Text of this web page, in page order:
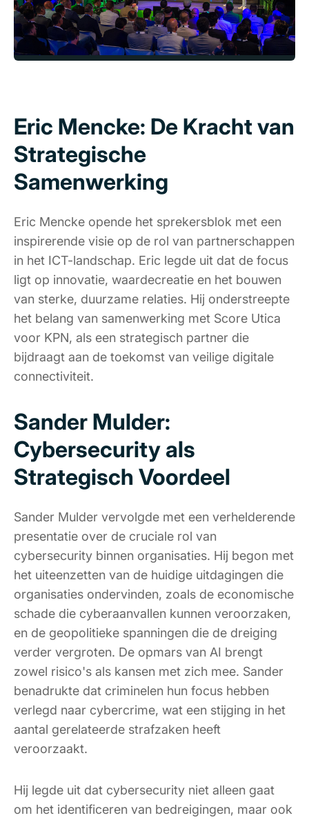
Eric Mencke: De Kracht van
Strategische
Samenwerking
Eric Mencke opende het sprekersblok met een
inspirerende visie op de rol van partnerschappen
in het ICT-landschap. Eric legde uit dat de focus
ligt op innovatie, waardecreatie en het bouwen
van sterke, duurzame relaties. Hij onderstreepte
het belang van samenwerking met Score Utica
voor KPN, als een strategisch partner die
bijdraagt aan de toekomst van veilige digitale
connectiviteit.
Sander Mulder:
Cybersecurity als
Strategisch Voordeel
Sander Mulder vervolgde met een verhelderende
presentatie over de cruciale rol van
cybersecurity binnen organisaties. Hij begon met
het uiteenzetten van de huidige uitdagingen die
organisaties ondervinden, zoals de economische
schade die cyberaanvallen kunnen veroorzaken,
en de geopolitieke spanningen die de dreiging
verder vergroten. De opmars van AI brengt
zowel risico's als kansen met zich mee. Sander
benadrukte dat criminelen hun focus hebben
verlegd naar cybercrime, wat een stijging in het
aantal gerelateerde strafzaken heeft
veroorzaakt.
Hij legde uit dat cybersecurity niet alleen gaat
om het identificeren van bedreigingen, maar ook